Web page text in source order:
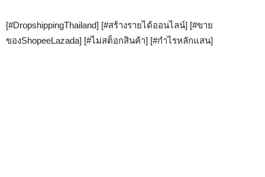
[#DropshippingThailand] [#สร้างรายได้ออนไลน์] [#ขาย
ของShopeeLazada] [#ไม่สต็อกสินค้า] [#กำไรหลักแสน]